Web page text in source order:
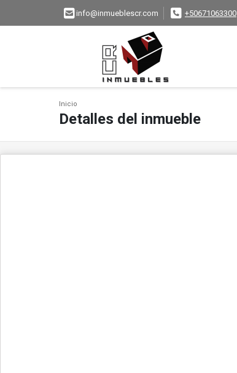
info@inmueblescr.com +50671063300
Inicio
Detalles del inmueble